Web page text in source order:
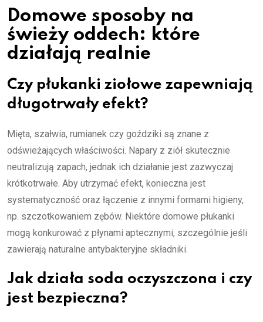
Domowe sposoby na
świeży oddech: które
działają realnie
Czy płukanki ziołowe zapewniają
długotrwały efekt?
Mięta, szałwia, rumianek czy goździki są znane z
odświeżających właściwości. Napary z ziół skutecznie
neutralizują zapach, jednak ich działanie jest zazwyczaj
krótkotrwałe. Aby utrzymać efekt, konieczna jest
systematyczność oraz łączenie z innymi formami higieny,
np. szczotkowaniem zębów. Niektóre domowe płukanki
mogą konkurować z płynami aptecznymi, szczególnie jeśli
zawierają naturalne antybakteryjne składniki.
Jak działa soda oczyszczona i czy
jest bezpieczna?